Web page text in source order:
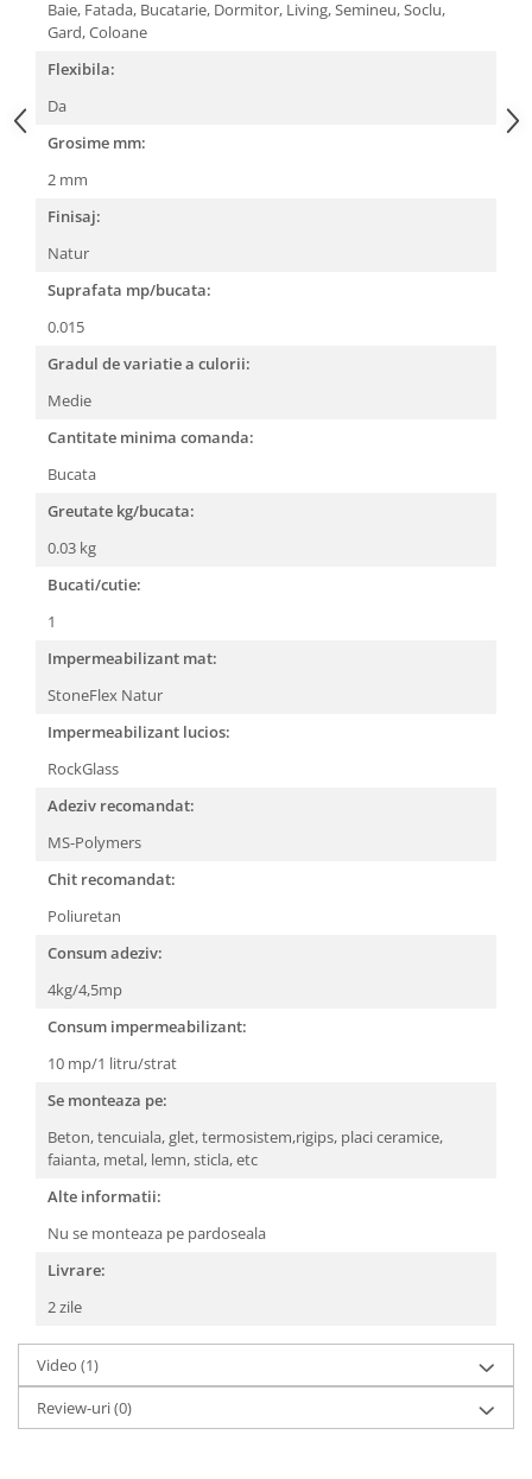
Baie, Fatada, Bucatarie, Dormitor, Living,Semineu,Soclu,
Gard,Coloane
Flexibila:
Da
Grosime mm:
2 mm
Finisaj:
Natur
Suprafata mp/bucata:
0.015
Gradul de variatie a culorii:
Medie
Cantitate minima comanda:
Bucata
Greutate kg/bucata:
0.03 kg
Bucati/cutie:
1
Impermeabilizant mat:
StoneFlex Natur
Impermeabilizant lucios:
RockGlass
Adeziv recomandat:
MS-Polymers
Chit recomandat:
Poliuretan
Consum adeziv:
4kg/4,5mp
Consum impermeabilizant:
10 mp/1 litru/strat
Se monteaza pe:
Beton, tencuiala, glet, termosistem,rigips, placi ceramice,
faianta, metal, lemn, sticla, etc
Alte informatii:
Nu se monteaza pe pardoseala
Livrare:
2 zile
Video (1)
Review-uri(0)